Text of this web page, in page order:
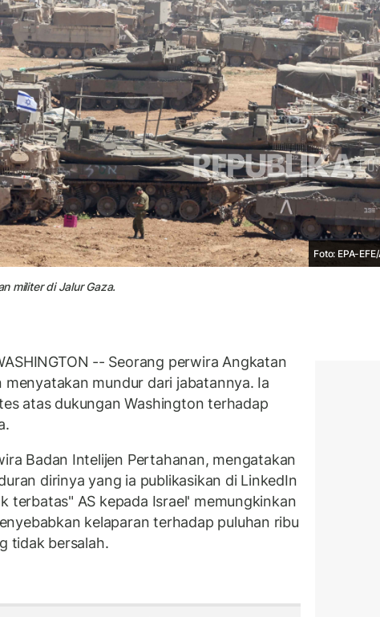
Foto: EPA-
militer di Jalur Gaza.
-- Seorang perwira Angkatan
menyatakan mundur dari jabatannya. Ia
atas dukungan Washington terhadap
Badan Intelijen Pertahanan, mengatakan
dirinya yang ia publikasikan di LinkedIn
terbatas" AS kepada Israel' memungkinkan
kelaparan terhadap puluhan ribu
tidak bersalah.